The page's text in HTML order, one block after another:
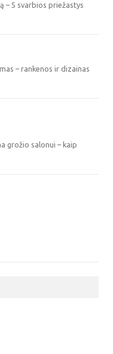
– 5 svarbios priežastys
– rankenos ir dizainas
grožio salonui – kaip